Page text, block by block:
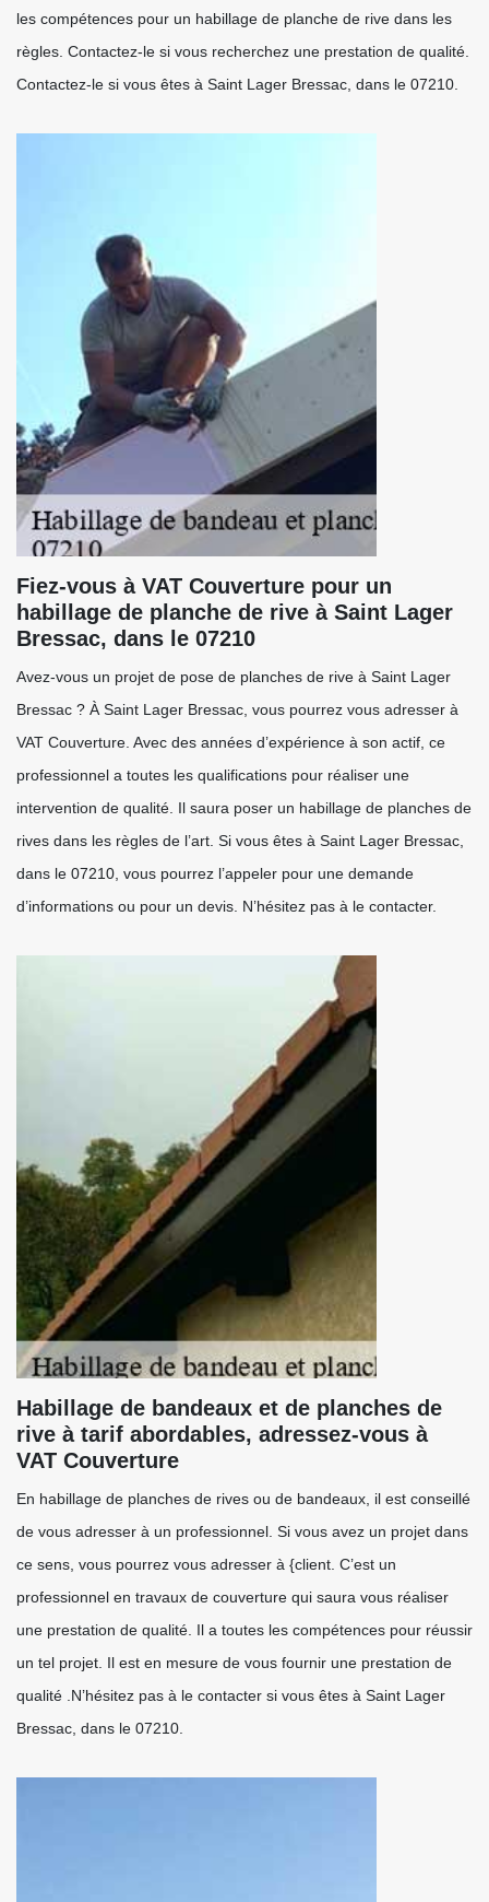
les compétences pour un habillage de planche de rive dans les
règles. Contactez-le si vous recherchez une prestation de qualité.
Contactez-le si vous êtes à Saint Lager Bressac, dans le 07210.
Fiez-vous à VAT Couverture pour un
habillage de planche de rive à Saint Lager
Bressac, dans le 07210
Avez-vous un projet de pose de planches de rive à Saint Lager
Bressac ? À Saint Lager Bressac, vous pourrez vous adresser à
VAT Couverture. Avec des années d’expérience à son actif, ce
professionnel a toutes les qualifications pour réaliser une
intervention de qualité. Il saura poser un habillage de planches de
rives dans les règles de l’art. Si vous êtes à Saint Lager Bressac,
dans le 07210, vous pourrez l’appeler pour une demande
d’informations ou pour un devis. N’hésitez pas à le contacter.
Habillage de bandeaux et de planches de
rive à tarif abordables, adressez-vous à
VAT Couverture
En habillage de planches de rives ou de bandeaux, il est conseillé
de vous adresser à un professionnel. Si vous avez un projet dans
ce sens, vous pourrez vous adresser à {client. C’est un
professionnel en travaux de couverture qui saura vous réaliser
une prestation de qualité. Il a toutes les compétences pour réussir
un tel projet. Il est en mesure de vous fournir une prestation de
qualité .N’hésitez pas à le contacter si vous êtes à Saint Lager
Bressac, dans le 07210.